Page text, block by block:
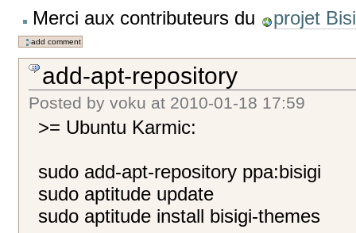
Merci aux contributeurs du projet
add-apt-repository
Posted by voku at 2010-01-18 17:59
>= Ubuntu Karmic:
sudo add-apt-repository ppa:bisigi
sudo aptitude update
sudo aptitude install bisigi-themes